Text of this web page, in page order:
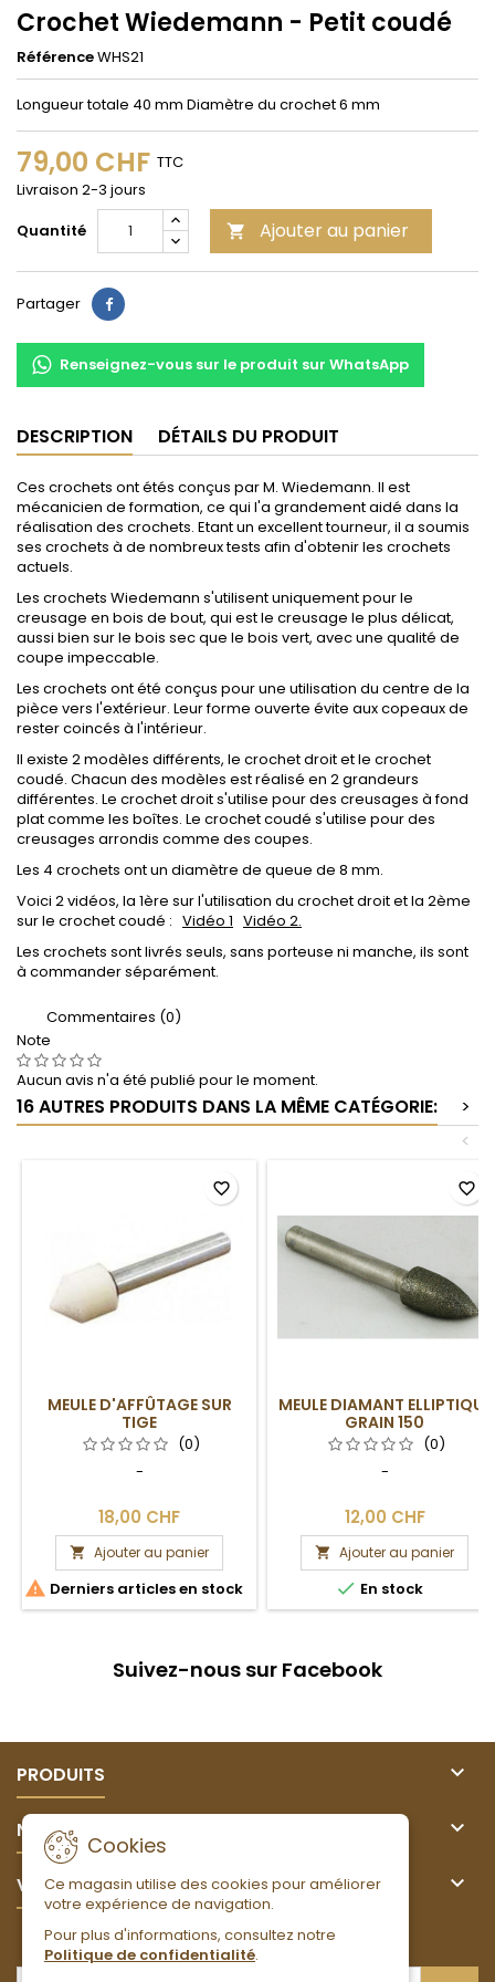
Crochet Wiedemann - Petit coudé
RéférenceWHS21
Longueur totale 40 mm Diamètre du crochet 6 mm
79,00 CHF TTC
Livraison 2-3 jours
Quantité
 Ajouter au panier
Partager Partager
Renseignez-vous sur le produit sur WhatsApp
DESCRIPTION DÉTAILS DU PRODUIT
Ces crochets ont étés conçus par M. Wiedemann. Il est
mécanicien de formation, ce qui l'a grandement aidé dans la
réalisation des crochets. Etant un excellent tourneur, il a soumis
ses crochets à de nombreux tests afin d'obtenir les crochets
actuels.
Les crochets Wiedemann s'utilisent uniquement pour le
creusage en bois de bout, qui est le creusage le plus délicat,
aussi bien sur le bois sec que le bois vert, avec une qualité de
coupe impeccable.
Les crochets ont été conçus pour une utilisation du centre de la
pièce vers l'extérieur. Leur forme ouverte évite aux copeaux de
rester coincés à l'intérieur.
Il existe 2 modèles différents, le crochet droit et le crochet
coudé. Chacun des modèles est réalisé en 2 grandeurs
différentes. Le crochet droit s'utilise pour des creusages à fond
plat comme les boîtes. Le crochet coudé s'utilise pour des
creusages arrondis comme des coupes.
Les 4 crochets ont un diamètre de queue de 8 mm.
Voici 2 vidéos, la 1ère sur l'utilisation du crochet droit et la 2ème
sur le crochet coudé : Vidéo 1 Vidéo 2.
Les crochets sont livrés seuls, sans porteuse ni manche, ils sont
à commander séparément.
Commentaires (0)
Note
Aucun avis n'a été publié pour le moment.
16 AUTRES PRODUITS DANS LA MÊME CATÉGORIE:
>
<
MEULE D'AFFÛTAGE SUR
TIGE
(0)
-
18,00 CHF
 Ajouter au panier
 Derniers articles en stock
favorite_border
MEULE DIAMANT ELLIPTIQUE
GRAIN 150
(0)
-
12,00 CHF
 Ajouter au panier
 En stock
favorite_border
Suivez-nous sur Facebook
PRODUITS 
NOTRE SOCIÉTÉ 
VOTRE COMPTE 
Cookies
Ce magasin utilise des cookies pour améliorer
votre expérience de navigation.
Pour plus d'informations, consultez notre
Politique de confidentialité.
LETTRE D'INFORMATIONS